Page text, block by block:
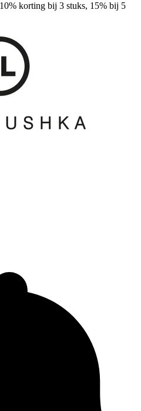
korting bij 3 stuks, 15% bij 5